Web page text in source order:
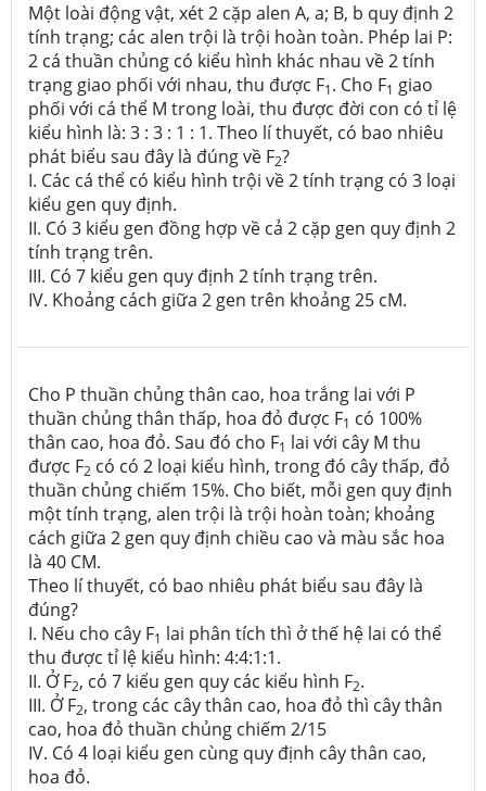
Một loài động vật, xét 2 cặp alen A, a; B, b quy định 2
tính trạng; các alen trội là trội hoàn toàn. Phép lai P:
2 cá thuần chủng có kiểu hình khác nhau về 2 tính
trạng giao phối với nhau, thu được F1. Cho F1 giao
phối với cá thể M trong loài, thu được đời con có tỉ lệ
kiểu hình là: 3 : 3 : 1 : 1. Theo lí thuyết, có bao nhiêu
phát biểu sau đây là đúng về F2?
I. Các cá thể có kiểu hình trội về 2 tính trạng có 3 loại
kiểu gen quy định.
II. Có 3 kiểu gen đồng hợp về cả 2 cặp gen quy định 2
tính trạng trên.
III. Có 7 kiểu gen quy định 2 tính trạng trên.
IV. Khoảng cách giữa 2 gen trên khoảng 25 cM.
Cho P thuần chủng thân cao, hoa trắng lai với P
thuần chủng thân thấp, hoa đỏ được F1 có 100%
thân cao, hoa đỏ. Sau đó cho F1 lai với cây M thu
được F2 có có 2 loại kiểu hình, trong đó cây thấp, đỏ
thuần chủng chiếm 15%. Cho biết, mỗi gen quy định
một tính trạng, alen trội là trội hoàn toàn; khoảng
cách giữa 2 gen quy định chiều cao và màu sắc hoa
là 40 CM.
Theo lí thuyết, có bao nhiêu phát biểu sau đây là
đúng?
I. Nếu cho cây F1 lai phân tích thì ở thế hệ lai có thể
thu được tỉ lệ kiểu hình: 4:4:1:1.
II. Ở F2, có 7 kiểu gen quy các kiểu hình F2.
III. Ở F2, trong các cây thân cao, hoa đỏ thì cây thân
cao, hoa đỏ thuần chủng chiếm 2/15
IV. Có 4 loại kiểu gen cùng quy định cây thân cao,
hoa đỏ.